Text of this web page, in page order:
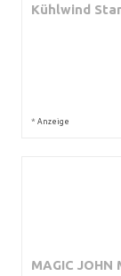
Kühlwind
* Anzeige
MAGIC